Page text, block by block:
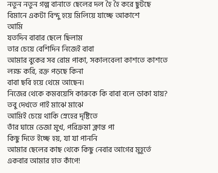
নতুন নতুন গল্প বানাতে ছেলের দল হৈ হৈ করে ছুটছে
বিমানে একটা বিন্দু হয়ে মিলিয়ে যাচ্ছে আকাশে
আমি
যতদিন বাবার ছেলে ছিলাম
তার চেয়ে বেশিদিন নিজেই বাবা
আমার বুকের সব রোম পাকা, সকালবেলা কাশতে কাশতে
লক্ষ করি, রক্ত পড়ছে কিনা
বাবা ছবি হয়ে থেমে আছেন।
নিজের থেকে কমবয়েসি কারুকে কি বাবা বলে ডাকা যায়?
তবু দেখতে পাই মাঝে মাঝে
আমিই চেয়ে থাকি স্নেহের দৃষ্টিতে
তাঁর ঘামে ভেজা মুখ, পরিক্রমা ক্লান্ত পা
কিছু দিতে ইচ্ছে হয়, যা যা পাননি
আমার ছেলের কাছ থেকে কিছু নেবার আগের মুহূর্তে
একবার আমার হাত কাঁপে!